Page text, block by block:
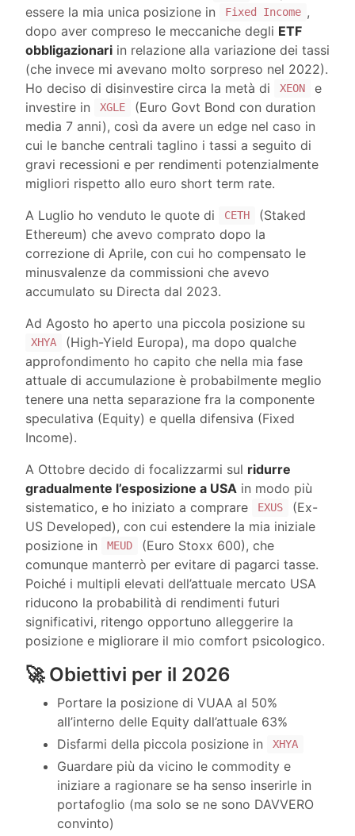
essere la mia unica posizione in
Fixed Income ,
dopo aver compreso le meccaniche degli ETF
obbligazionari in relazione alla variazione dei tassi
(che invece mi avevano molto sorpreso nel 2022).
Ho deciso di disinvestire circa la metà di
XEON
e
investire in
XGLE
(Euro Govt Bond con duration
media 7 anni), così da avere un edge nel caso in
cui le banche centrali taglino i tassi a seguito di
gravi recessioni e per rendimenti potenzialmente
migliori rispetto allo euro short term rate.
A Luglio ho venduto le quote di
CETH
(Staked
Ethereum) che avevo comprato dopo la
correzione di Aprile, con cui ho compensato le
minusvalenze da commissioni che avevo
accumulato su Directa dal 2023.
Ad Agosto ho aperto una piccola posizione su
XHYA
(High-Yield Europa), ma dopo qualche
approfondimento ho capito che nella mia fase
attuale di accumulazione è probabilmente meglio
tenere una netta separazione fra la componente
speculativa (Equity) e quella difensiva (Fixed
Income).
A Ottobre decido di focalizzarmi sul ridurre
gradualmente l’esposizione a USA in modo più
sistematico, e ho iniziato a comprare
EXUS
(Ex-
US Developed), con cui estendere la mia iniziale
posizione in
MEUD
(Euro Stoxx 600), che
comunque manterrò per evitare di pagarci tasse.
Poiché i multipli elevati dell’attuale mercato USA
riducono la probabilità di rendimenti futuri
significativi, ritengo opportuno alleggerire la
posizione e migliorare il mio comfort psicologico.
🚀 Obiettivi per il 2026
Portare la posizione di VUAA al 50%
all’interno delle Equity dall’attuale 63%
Disfarmi della piccola posizione in
XHYA
Guardare più da vicino le commodity e
iniziare a ragionare se ha senso inserirle in
portafoglio (ma solo se ne sono DAVVERO
convinto)